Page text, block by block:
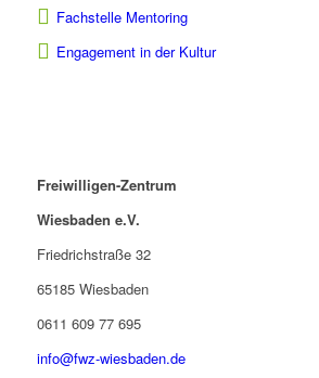
Fachstelle Mentoring
Engagement in der Kultur
Freiwilligen-Zentrum
Wiesbaden e.V.
Friedrichstraße 32
65185 Wiesbaden
0611 609 77 695
info@fwz-wiesbaden.de